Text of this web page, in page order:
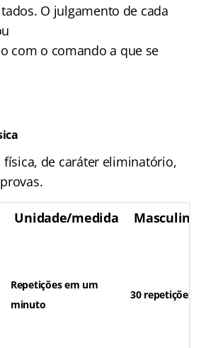
O julgamento de cada
com o comando a que se
física, de caráter eliminatório,
Unidade/medida Masculino
Repetições em um
minuto
30 repetições